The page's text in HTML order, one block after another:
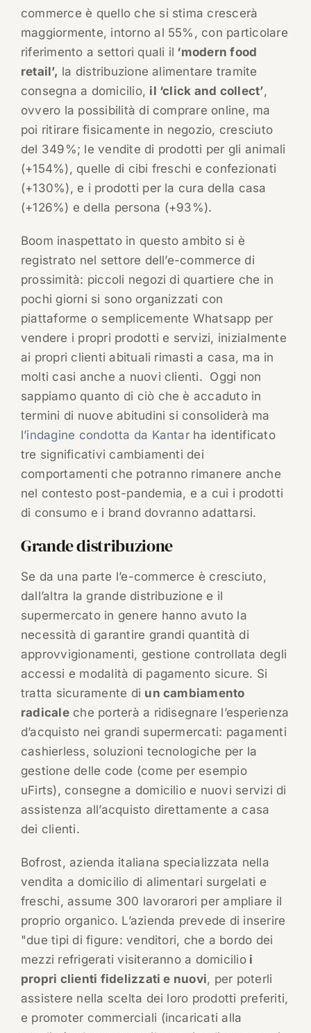
commerce è quello che si stima crescerà
maggiormente, intorno al 55%, con particolare
riferimento a settori quali il ‘modern food
retail’, la distribuzione alimentare tramite
consegna a domicilio, il ‘click and collect’,
ovvero la possibilità di comprare online, ma
poi ritirare fisicamente in negozio, cresciuto
del 349%; le vendite di prodotti per gli animali
(+154%), quelle di cibi freschi e confezionati
(+130%), e i prodotti per la cura della casa
(+126%) e della persona (+93%).
Boom inaspettato in questo ambito si è
registrato nel settore dell’e-commerce di
prossimità: piccoli negozi di quartiere che in
pochi giorni si sono organizzati con
piattaforme o semplicemente Whatsapp per
vendere i propri prodotti e servizi, inizialmente
ai propri clienti abituali rimasti a casa, ma in
molti casi anche a nuovi clienti. Oggi non
sappiamo quanto di ciò che è accaduto in
termini di nuove abitudini si consoliderà ma
l’indagine condotta da Kantarha identificato
tre significativi cambiamenti dei
comportamenti che potranno rimanere anche
nel contesto post-pandemia, e a cui i prodotti
di consumo e i brand dovranno adattarsi.
Grande distribuzione
Se da una parte l’e-commerce è cresciuto,
dall’altra la grande distribuzione e il
supermercato in genere hanno avuto la
necessità di garantire grandi quantità di
approvvigionamenti, gestione controllata degli
accessi e modalità di pagamento sicure. Si
tratta sicuramente di un cambiamento
radicaleche porterà a ridisegnare l’esperienza
d’acquisto nei grandi supermercati: pagamenti
cashierless, soluzioni tecnologiche per la
gestione delle code (come per esempio
uFirts), consegne a domicilio e nuovi servizi di
assistenza all’acquisto direttamente a casa
dei clienti.
Bofrost, azienda italiana specializzata nella
vendita a domicilio di alimentari surgelati e
freschi, assume 300 lavorarori per ampliare il
proprio organico. L’azienda prevede di inserire
"due tipi di figure: venditori, che a bordo dei
mezzi refrigerati visiteranno a domicilioi
propri clienti fidelizzati e nuovi, per poterli
assistere nella scelta dei loro prodotti preferiti,
e promoter commerciali (incaricati alla